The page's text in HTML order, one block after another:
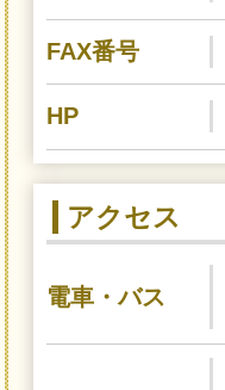
FAX番号
HP
アクセス
電車・バス